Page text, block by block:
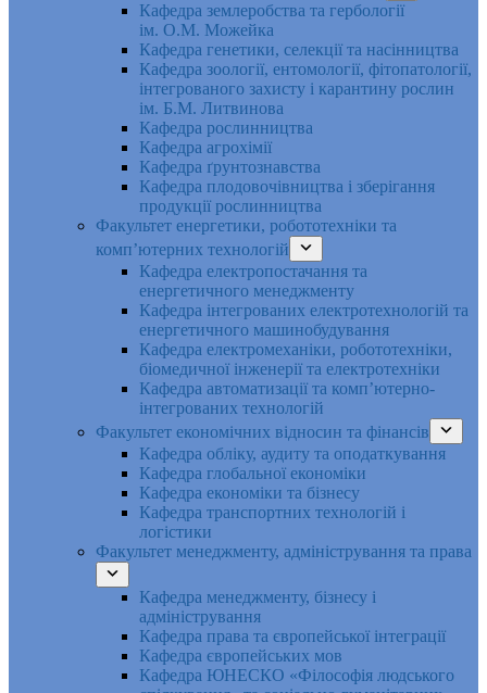
Кафедра землеробства та гербології
ім. О.М. Можейка
Кафедра генетики, селекції та насінництва
Кафедра зоології, ентомології, фітопатології,
інтегрованого захисту і карантину рослин
ім. Б.М. Литвинова
Кафедра рослинництва
Кафедра агрохімії
Кафедра ґрунтознавства
Кафедра плодовочівництва і зберігання
продукції рослинництва
Факультет енергетики, робототехніки та
комп’ютерних технологій
Кафедра електропостачання та
енергетичного менеджменту
Кафедра інтегрованих електротехнологій та
енергетичного машинобудування
Кафедра електромеханіки, робототехніки,
біомедичної інженерії та електротехніки
Кафедра автоматизації та комп’ютерно-
інтегрованих технологій
Факультет економічних відносин та фінансів
Кафедра обліку, аудиту та оподаткування
Кафедра глобальної економіки
Кафедра економіки та бізнесу
Кафедра транспортних технологій і
логістики
Факультет менеджменту, адміністрування та права
Кафедра менеджменту, бізнесу і
адміністрування
Кафедра права та європейської інтеграції
Кафедра європейських мов
Кафедра ЮНЕСКО «Філософія людського